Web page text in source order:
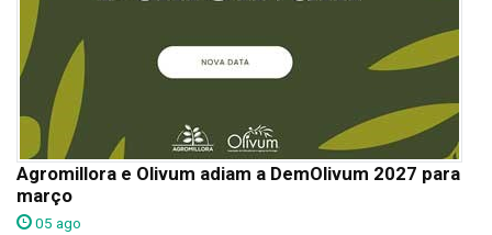
Agromillora e Olivum adiam a DemOlivum 2027 para
março
05 ago